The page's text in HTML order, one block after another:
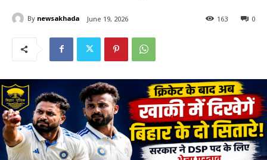
By newsakhada June 19, 2026 0
163